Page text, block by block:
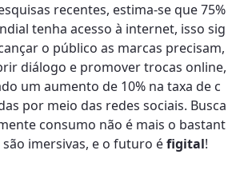
recentes, estima-se que 75%
tenha acesso à internet, isso sig
o público as marcas precisam,
diálogo e promover trocas online,
um aumento de 10% na taxa de c
por meio das redes sociais. Busca
consumo não é mais o bastant
são imersivas, e o futuro éfigital!